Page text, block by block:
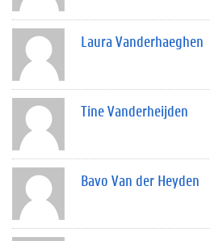
Laura Vanderhaeghen
Tine Vanderheijden
Bavo Van der Heyden